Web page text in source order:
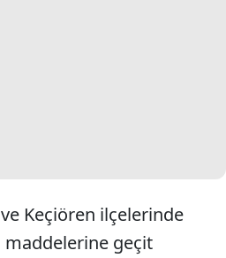
Keçiören ilçelerinde
maddelerine geçit